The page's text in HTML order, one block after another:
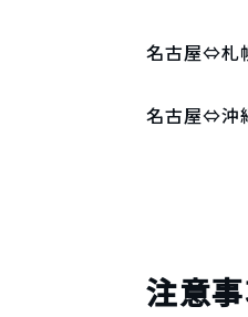
名古屋⇔札
名古屋⇔沖
注意